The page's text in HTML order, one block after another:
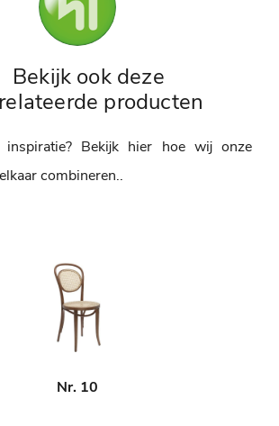
Bekijk ook deze
producten
Bekijk hier hoe wij onze
combineren..
Nr. 10